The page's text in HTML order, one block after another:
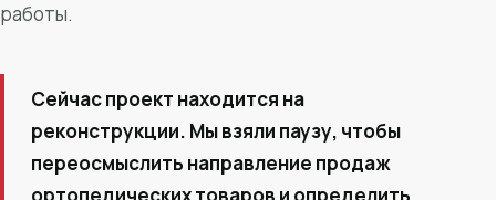
работы.
Сейчас проект находится на
реконструкции. Мы взяли паузу, чтобы
переосмыслить направление продаж